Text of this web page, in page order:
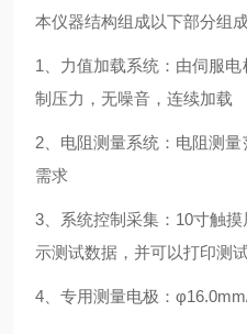
本仪器结构组成以下部分组成
1、力值加载系统：由伺服
制压力，无噪音，连续加载
2、电阻测量系统：电阻测
需求
3、系统控制采集：10寸触
示测试数据，并可以打印测
4、专用测量电极：